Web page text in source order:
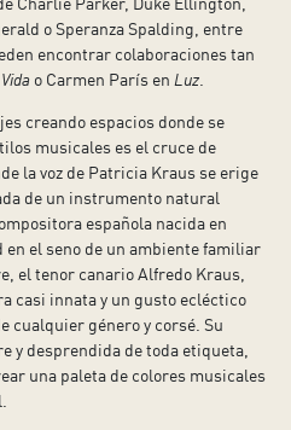
o Speranza Spalding, entre
encontrar colaboraciones tan
Vida o Carmen París en Luz
creando espacios donde se
musicales es el cruce de
la voz de Patricia Kraus se erige
de un instrumento natural
española nacida en
en el seno de un ambiente familiar
el tenor canario Alfredo Kraus,
casi innata y un gusto ecléctico
cualquier género y corsé. Su
y desprendida de toda etiqueta,
una paleta de colores musicales